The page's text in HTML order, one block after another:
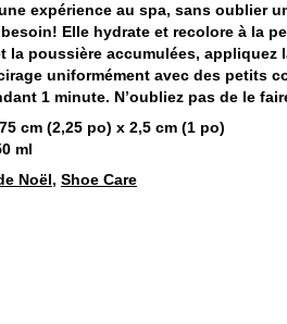
expérience au spa, sans oublier
Elle hydrate et recolore à la
la poussière accumulées, appliquez
uniformément avec des petits
1 minute. N’oubliez pas de le
cm (2,25 po) x 2,5 cm (1 po)
ml
Noël, Shoe Care